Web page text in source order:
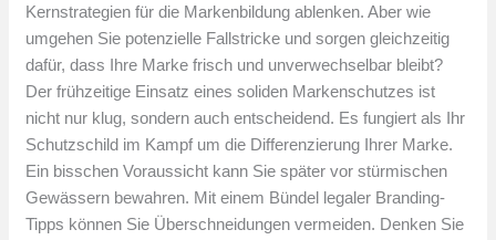
Kernstrategien für die Markenbildung ablenken. Aber wie
umgehen Sie potenzielle Fallstricke und sorgen gleichzeitig
dafür, dass Ihre Marke frisch und unverwechselbar bleibt?
Der frühzeitige Einsatz eines soliden Markenschutzes ist
nicht nur klug, sondern auch entscheidend. Es fungiert als Ihr
Schutzschild im Kampf um die Differenzierung Ihrer Marke.
Ein bisschen Voraussicht kann Sie später vor stürmischen
Gewässern bewahren. Mit einem Bündel legaler Branding-
Tipps können Sie Überschneidungen vermeiden. Denken Sie